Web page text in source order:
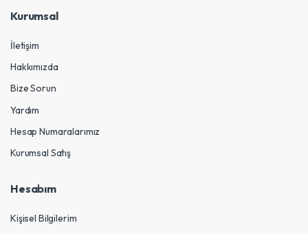
Kurumsal
İletişim
Hakkımızda
Bize Sorun
Yardım
Hesap Numaralarımız
Kurumsal Satış
Hesabım
Kişisel Bilgilerim